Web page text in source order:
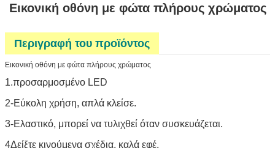
Εικονική οθόνη με φώτα πλήρους χρώματος
Περιγραφή του προϊόντος
Εικονική οθόνη με φώτα πλήρους χρώματος
1.προσαρμοσμένο LED
2-Εύκολη χρήση, απλά κλείσε.
3-Ελαστικό, μπορεί να τυλιχθεί όταν συσκευάζεται.
4Δείξτε κινούμενα σχέδια, καλά εφέ.